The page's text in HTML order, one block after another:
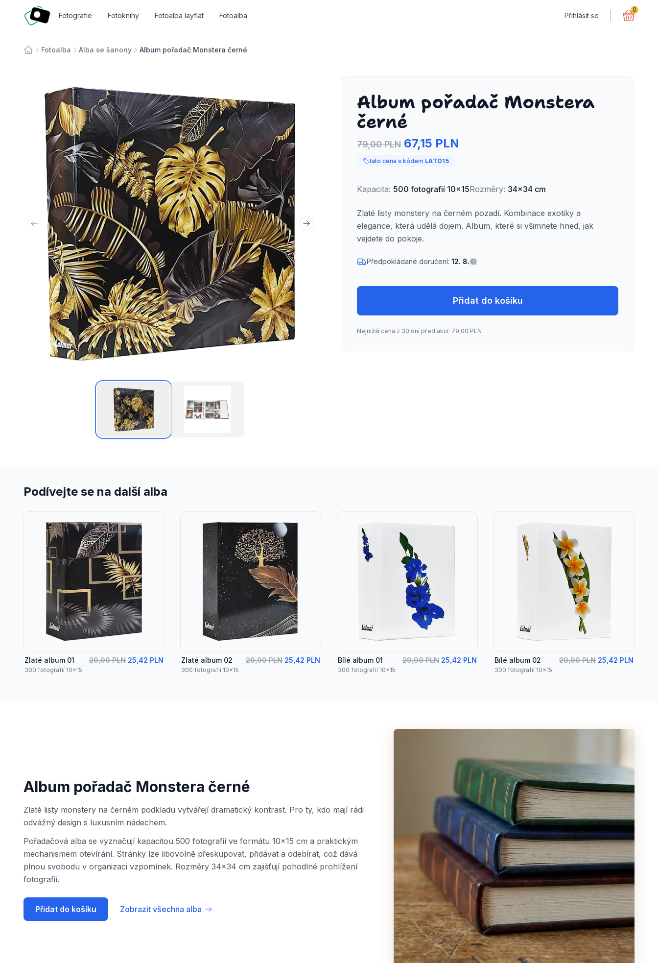
Fotosmart
Fotografie Fotoknihy Fotoalba layflat Fotoalba Přihlásit se
0
Fotoalba Alba se šanony Album pořadač Monstera černé
Předchozí snímek Další snímek
Miniatura Album pořadač Monstera černé
Miniatura Album pořadač Monstera černé
Album pořadač Monstera
černé
79,00 PLN 67,15 PLN
tato cena s kódem LATO15
Kapacita: 500 fotografií 10x15Rozměry: 34x34 cm
Zlaté listy monstery na černém pozadí. Kombinace exotiky a
elegance, která udělá dojem. Album, které si všimnete hned, jak
vejdete do pokoje.
Předpokládané doručení: 12. 8.
Přidat do košíku
Nejnižší cena z 30 dní před akcí: 79,00 PLN
Podívejte se na další alba
Zlaté album 01 29,90 PLN 25,42 PLN
300 fotografií 10x15
Zlaté album 02 29,90 PLN 25,42 PLN
300 fotografií 10x15
Bílé album 01 29,90 PLN 25,42 PLN
300 fotografií 10x15
Bílé album 02 29,90 PLN 25,42 PLN
300 fotografií 10x15
Album pořadač Monstera černé
Zlaté listy monstery na černém podkladu vytvářejí dramatický kontrast. Pro ty, kdo mají rádi
odvážný design s luxusním nádechem.
Pořadačová alba se vyznačují kapacitou 500 fotografií ve formátu 10x15 cm a praktickým
mechanismem otevírání. Stránky lze libovolně přeskupovat, přidávat a odebírat, což dává
plnou svobodu v organizaci vzpomínek. Rozměry 34x34 cm zajišťují pohodlné prohlížení
fotografií.
Přidat do košíku Zobrazit všechna alba